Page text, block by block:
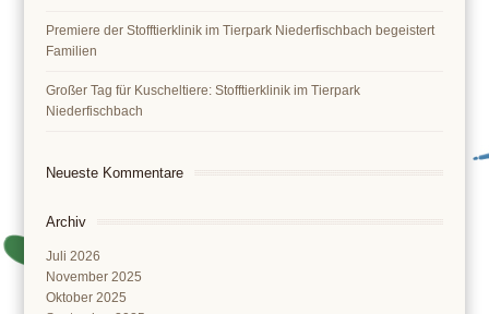
Premiere der Stofftierklinik im Tierpark Niederfischbach begeistert
Familien
Großer Tag für Kuscheltiere: Stofftierklinik im Tierpark
Niederfischbach
Neueste Kommentare
Archiv
Juli 2026
November 2025
Oktober 2025